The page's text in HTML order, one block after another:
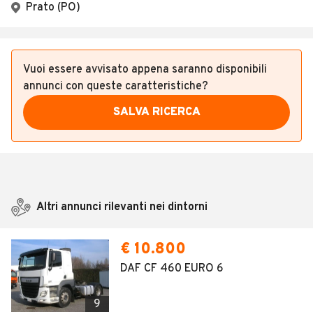
Prato (PO)
Vuoi essere avvisato appena saranno disponibili
annunci con queste caratteristiche?
SALVA RICERCA
Altri annunci rilevanti nei dintorni
9
€ 10.800
DAF CF 460 EURO 6